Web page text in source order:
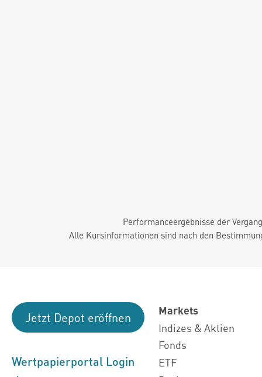
Performanceergebnisse der
Alle Kursinformationen sind nach den
Jetzt Depot eröffnen
Wertpapierportal Login
Markets
Indizes & Aktien
Fonds
ETF